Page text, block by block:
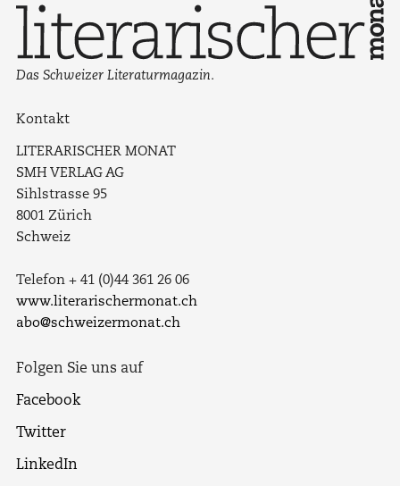
Das Schweizer Literaturmagazin.
Kontakt
LITERARISCHER MONAT
SMH VERLAG AG
Sihlstrasse 95
8001 Zürich
Schweiz
Telefon + 41 (0)44 361 26 06
www.literarischermonat.ch
abo@schweizermonat.ch
Folgen Sie uns auf
Facebook
Twitter
LinkedIn